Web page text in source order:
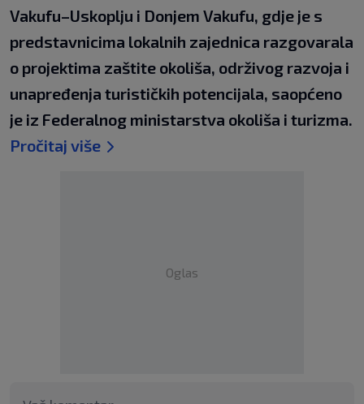
Vakufu–Uskoplju i Donjem Vakufu, gdje je s
predstavnicima lokalnih zajednica razgovarala
o projektima zaštite okoliša, održivog razvoja i
unapređenja turističkih potencijala, saopćeno
je iz Federalnog ministarstva okoliša i turizma.
Pročitaj više
Oglas